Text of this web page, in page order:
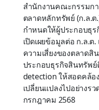
สำนักงานคณะกรรมก
ตลาดหลักทรัพย์ (ก.ล.
กำหนดให้ผู้ประกอบธุ
เปิดเผยข้อมูลต่อ ก.ล.
ความเสี่ยงของตลาด
ประกอบธุรกิจสินทรัพ
detection ให้สอดคล้
เปลี่ยนแปลงไปอย่างร
กรกฎาคม 2568